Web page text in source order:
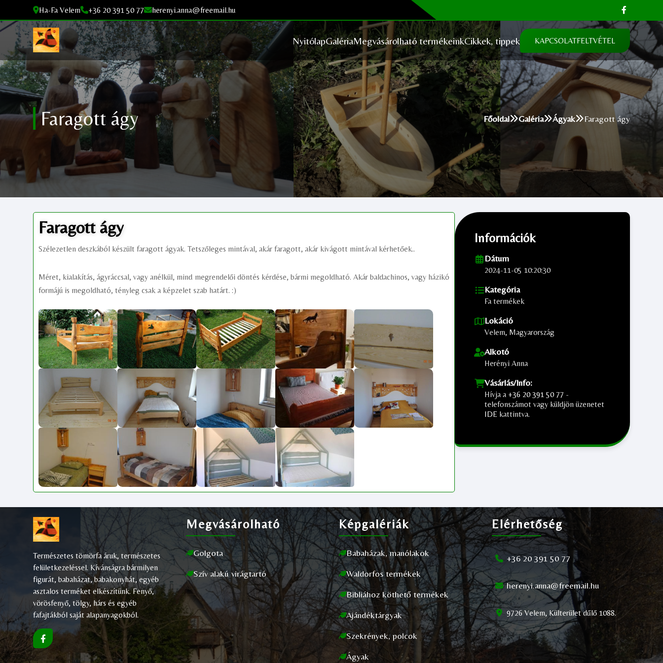
Ha-Fa Velem +36 20 391 50 77 herenyi.anna@freemail.hu
NyitólapGalériaMegvásárolható termékeinkCikkek, tippek KAPCSOLATFELTVÉTEL
Faragott ágy Főoldal Galéria Ágyak Faragott ágy
Faragott ágy
Szélezetlen deszkából készült faragott ágyak. Tetszőleges mintával, akár faragott, akár kivágott mintával kérhetőek..
Méret, kialakítás, ágyráccsal, vagy anélkül, mind megrendelői döntés kérdése, bármi megoldható. Akár baldachinos, vagy házikó
formájú is megoldható, tényleg csak a képzelet szab határt. :)
Információk
Dátum
2024-11-05 10:20:30
Kategória
Fa termékek
Lokáció
Velem, Magyarország
Alkotó
Herényi Anna
Vásárlás/Info:
Hívja a +36 20 391 50 77 -
telefonszámot vagy küldjön üzenetet
IDE kattintva.
Természetes tömörfa áruk, természetes
felületkezeléssel. Kívánságra bármilyen
figurát, babaházat, babakonyhát, egyéb
asztalos terméket elkészítünk. Fenyő,
vörösfenyő, tölgy, hárs és egyéb
fafajtákból saját alapanyagokból.
Megvásárolható
Golgota
Szív alakú virágtartó
Képgalériák
Babaházak, manólakok
Waldorfos termékek
Bibliához köthető termékek
Ajándéktárgyak
Szekrények, polcok
Ágyak
Elérhetőség
+36 20 391 50 77
herenyi.anna@freemail.hu
9726 Velem, Külterület dűlő 1088.